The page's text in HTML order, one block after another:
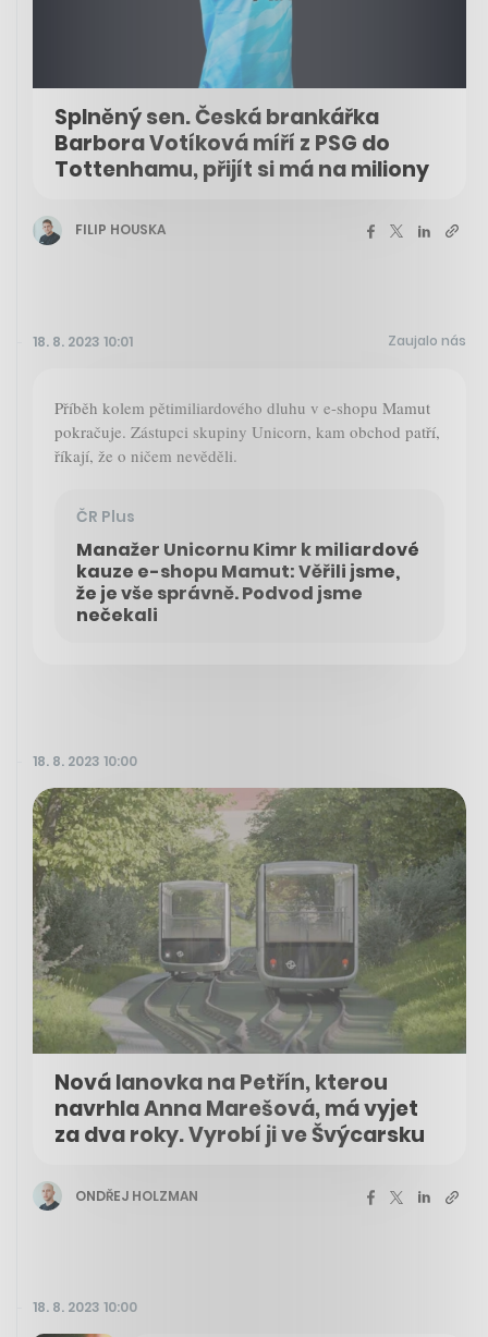
Splněný sen. Česká brankářka
Barbora Votíková míří z PSG do
Tottenhamu, přijít si má na miliony
FILIP HOUSKA
18. 8. 2023 10:01 Zaujalo nás
Příběh kolem pětimiliardového dluhu v e-shopu Mamut
pokračuje. Zástupci skupiny Unicorn, kam obchod patří,
říkají, že o ničem nevěděli.
ČR Plus
Manažer Unicornu Kimr k miliardové
kauze e-shopu Mamut: Věřili jsme,
že je vše správně. Podvod jsme
nečekali
18. 8. 2023 10:00
Nová lanovka na Petřín, kterou
navrhla Anna Marešová, má vyjet
za dva roky. Vyrobí ji ve Švýcarsku
ONDŘEJ HOLZMAN
18. 8. 2023 10:00